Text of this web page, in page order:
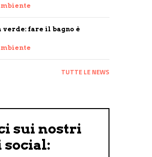
fare il bagno è
TUTTE LE NEWS
sui nostri
social: